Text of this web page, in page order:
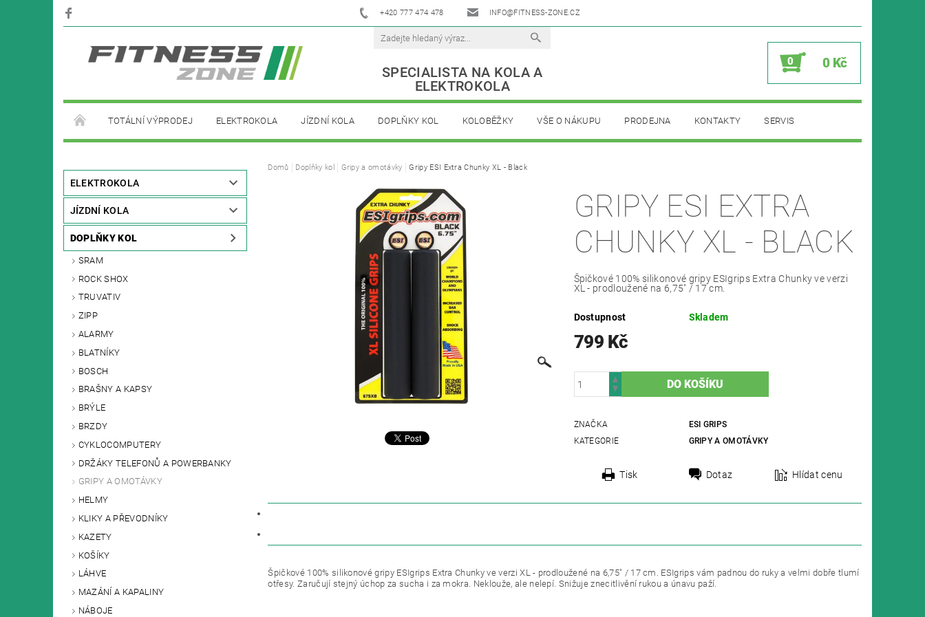
+420 777 474 478 INFO@FITNESS-ZONE.CZ
SPECIALISTA NA KOLA A
ELEKTROKOLA
0 0 Kč
TOTÁLNÍ VÝPRODEJ ELEKTROKOLA JÍZDNÍ KOLA DOPLŇKY KOL KOLOBĚŽKY VŠE O NÁKUPU PRODEJNA KONTAKTY SERVIS
ELEKTROKOLA
JÍZDNÍ KOLA
DOPLŇKY KOL
SRAM
ROCK SHOX
TRUVATIV
ZIPP
ALARMY
BLATNÍKY
BOSCH
BRAŠNY A KAPSY
BRÝLE
BRZDY
CYKLOCOMPUTERY
DRŽÁKY TELEFONŮ A POWERBANKY
GRIPY A OMOTÁVKY
HELMY
KLIKY A PŘEVODNÍKY
KAZETY
KOŠÍKY
LÁHVE
MAZÁNÍ A KAPALINY
NÁBOJE
Domů Doplňky kol Gripy a omotávky Gripy ESI Extra Chunky XL - Black
GRIPY ESI EXTRA
CHUNKY XL - BLACK
Špičkové 100% silikonové gripy ESIgrips Extra Chunky ve verzi
XL - prodloužené na 6,75" / 17 cm.
Dostupnost Skladem
799 Kč
ZNAČKA
ESI GRIPS
KATEGORIE
GRIPY A OMOTÁVKY
Tisk Dotaz Hlídat cenu
Špičkové 100% silikonové gripy ESIgrips Extra Chunky ve verzi XL - prodloužené na 6,75" / 17 cm. ESIgrips vám padnou do ruky a velmi dobře tlumí
otřesy. Zaručují stejný úchop za sucha i za mokra. Neklouže, ale nelepí. Snižuje znecitlivění rukou a únavu paží.